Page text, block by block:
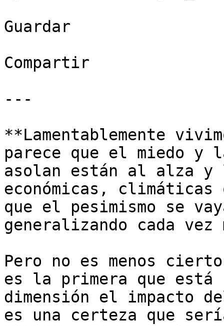
Guardar
Compartir
---
**Lamentablemente
parece que el miedo y
asolan están al alza
económicas,
que el pesimismo se
generalizando cada
Pero no es menos
es la primera que está
dimensión el impacto
es una certeza que